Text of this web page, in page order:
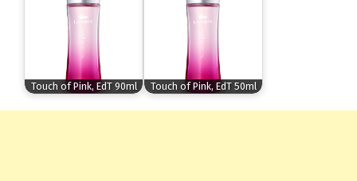
Touch of Pink, EdT 90ml Touch of Pink, EdT 50ml